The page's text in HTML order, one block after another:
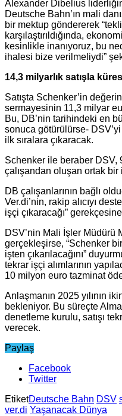
Alexander Dibelius
Deutsche Bahn’ın mali
bir mektup göndererek
karşılaştırıldığında,
kesinlikle inanıyoruz, bu
ihalesi bize verilmeliydi”
14,3 milyarlık satışla
Satışta Schenker’in
sermayesinin 11,3 milyar
Bu, DB’nin tarihindeki en
sonuca götürülürse-
ilk sıralara çıkaracak.
Schenker ile beraber DSV,
çalışandan oluşan ortak
DB çalışanlarının bağlı
Ver.di’nin, rakip alıcıyı
işçi çıkaracağı” gerekçesine
DSV’nin Mali İşler Müdürü
gerçekleşirse, “Schenker
işten çıkarılacağını”
tekrar işçi alımlarının
10 milyon euro tazminat
Anlaşmanın 2025 yılının
bekleniyor. Bu süreçte
denetleme kurulu, satışı
verecek.
Paylaş
Facebook
Twitter
EtiketDeutsche Bahn DSV
ver.di Yaşanacak Dünya